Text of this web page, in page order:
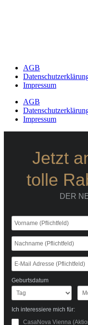
AGB
Impressum
AGB
Impressum
Jetzt
tolle
DER
Geburtsdatum
Ich interessiere mich für:
CasaNova Vienna